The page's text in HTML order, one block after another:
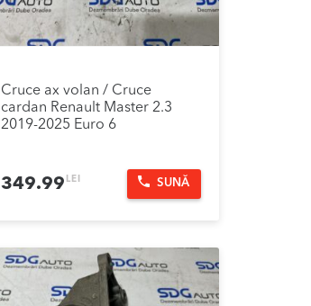
Cruce ax volan / Cruce
cardan Renault Master 2.3
2019-2025 Euro 6
349.99 LEI SUNĂ